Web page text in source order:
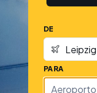
DE
PARA